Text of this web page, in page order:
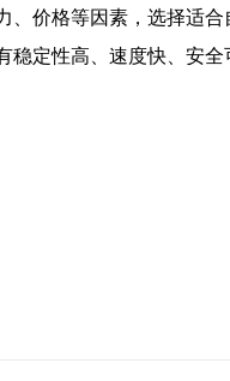
价格等因素，选择适
定性高、速度快、安